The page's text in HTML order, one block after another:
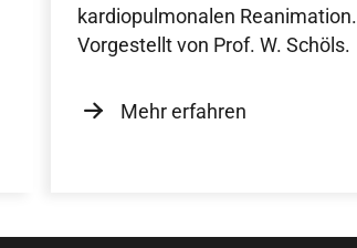
kardiopulmonalen Reanimation.
Vorgestellt von Prof. W. Schöls.
Mehr erfahren